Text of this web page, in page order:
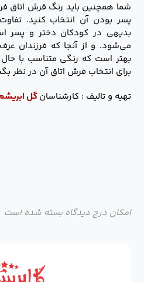
شما همچنین باید رنگ فرش اتاق
پسر بودن آن انتخاب کنید.
بدیهی در کودکان دختر و پسر
می‌شود. و از آنجا که فرزندان عرف
بهتر است که رنگی متناسب با
برای انتخاب فرش اتاق آن در نظر
تهیه و تالیف : کارشناسانگل
امکان درج دیدگاه بسته شده است